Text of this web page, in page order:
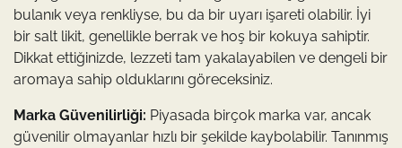
bulanık veya renkliyse, bu da bir uyarı işareti olabilir. İyi
bir salt likit, genellikle berrak ve hoş bir kokuya sahiptir.
Dikkat ettiğinizde, lezzeti tam yakalayabilen ve dengeli bir
aromaya sahip olduklarını göreceksiniz.
Marka Güvenilirliği: Piyasada birçok marka var, ancak
güvenilir olmayanlar hızlı bir şekilde kaybolabilir. Tanınmış